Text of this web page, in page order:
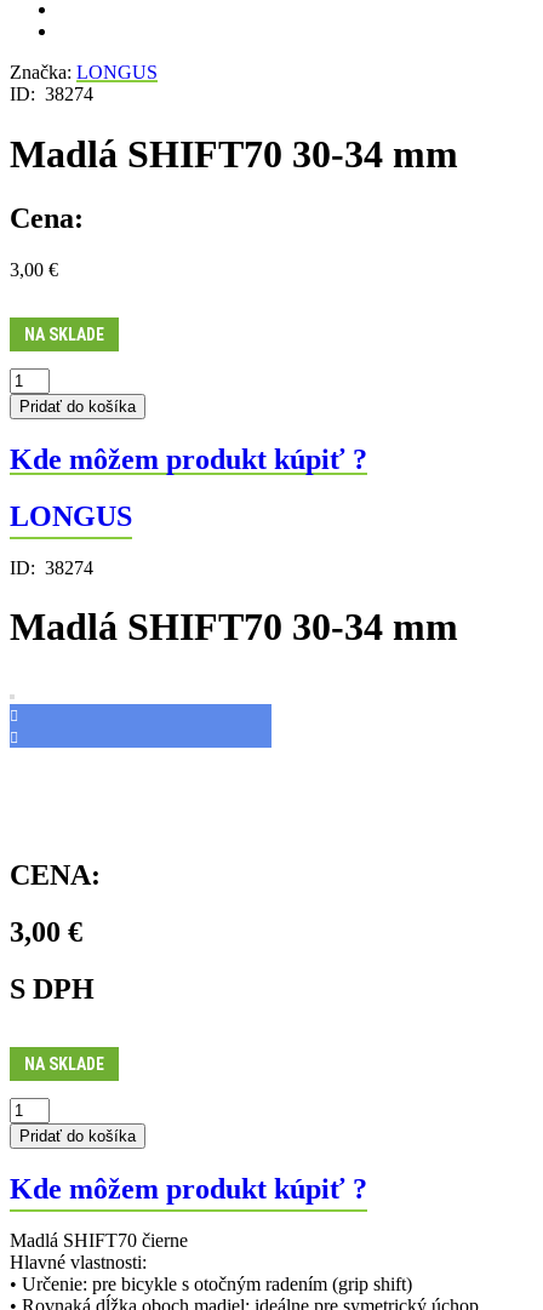
Značka: LONGUS
ID: 38274
Madlá SHIFT70 30-34 mm
Cena:
3,00 €
NA SKLADE
množstvo
Madlá
SHIFT70
34
Pridať do košíka
Kde môžem produkt kúpiť ?
LONGUS
ID: 38274
Madlá SHIFT70 30-34 mm
CENA:
3,00 €
S DPH
NA SKLADE
množstvo
Madlá
SHIFT70
34
mm
Pridať do košíka
Kde môžem produkt kúpiť ?
Madlá SHIFT70 čierne
Hlavné vlastnosti:
• Určenie: pre bicykle s otočným radením (grip shift)
• Rovnaká dĺžka oboch madiel: ideálne pre symetrický úchop